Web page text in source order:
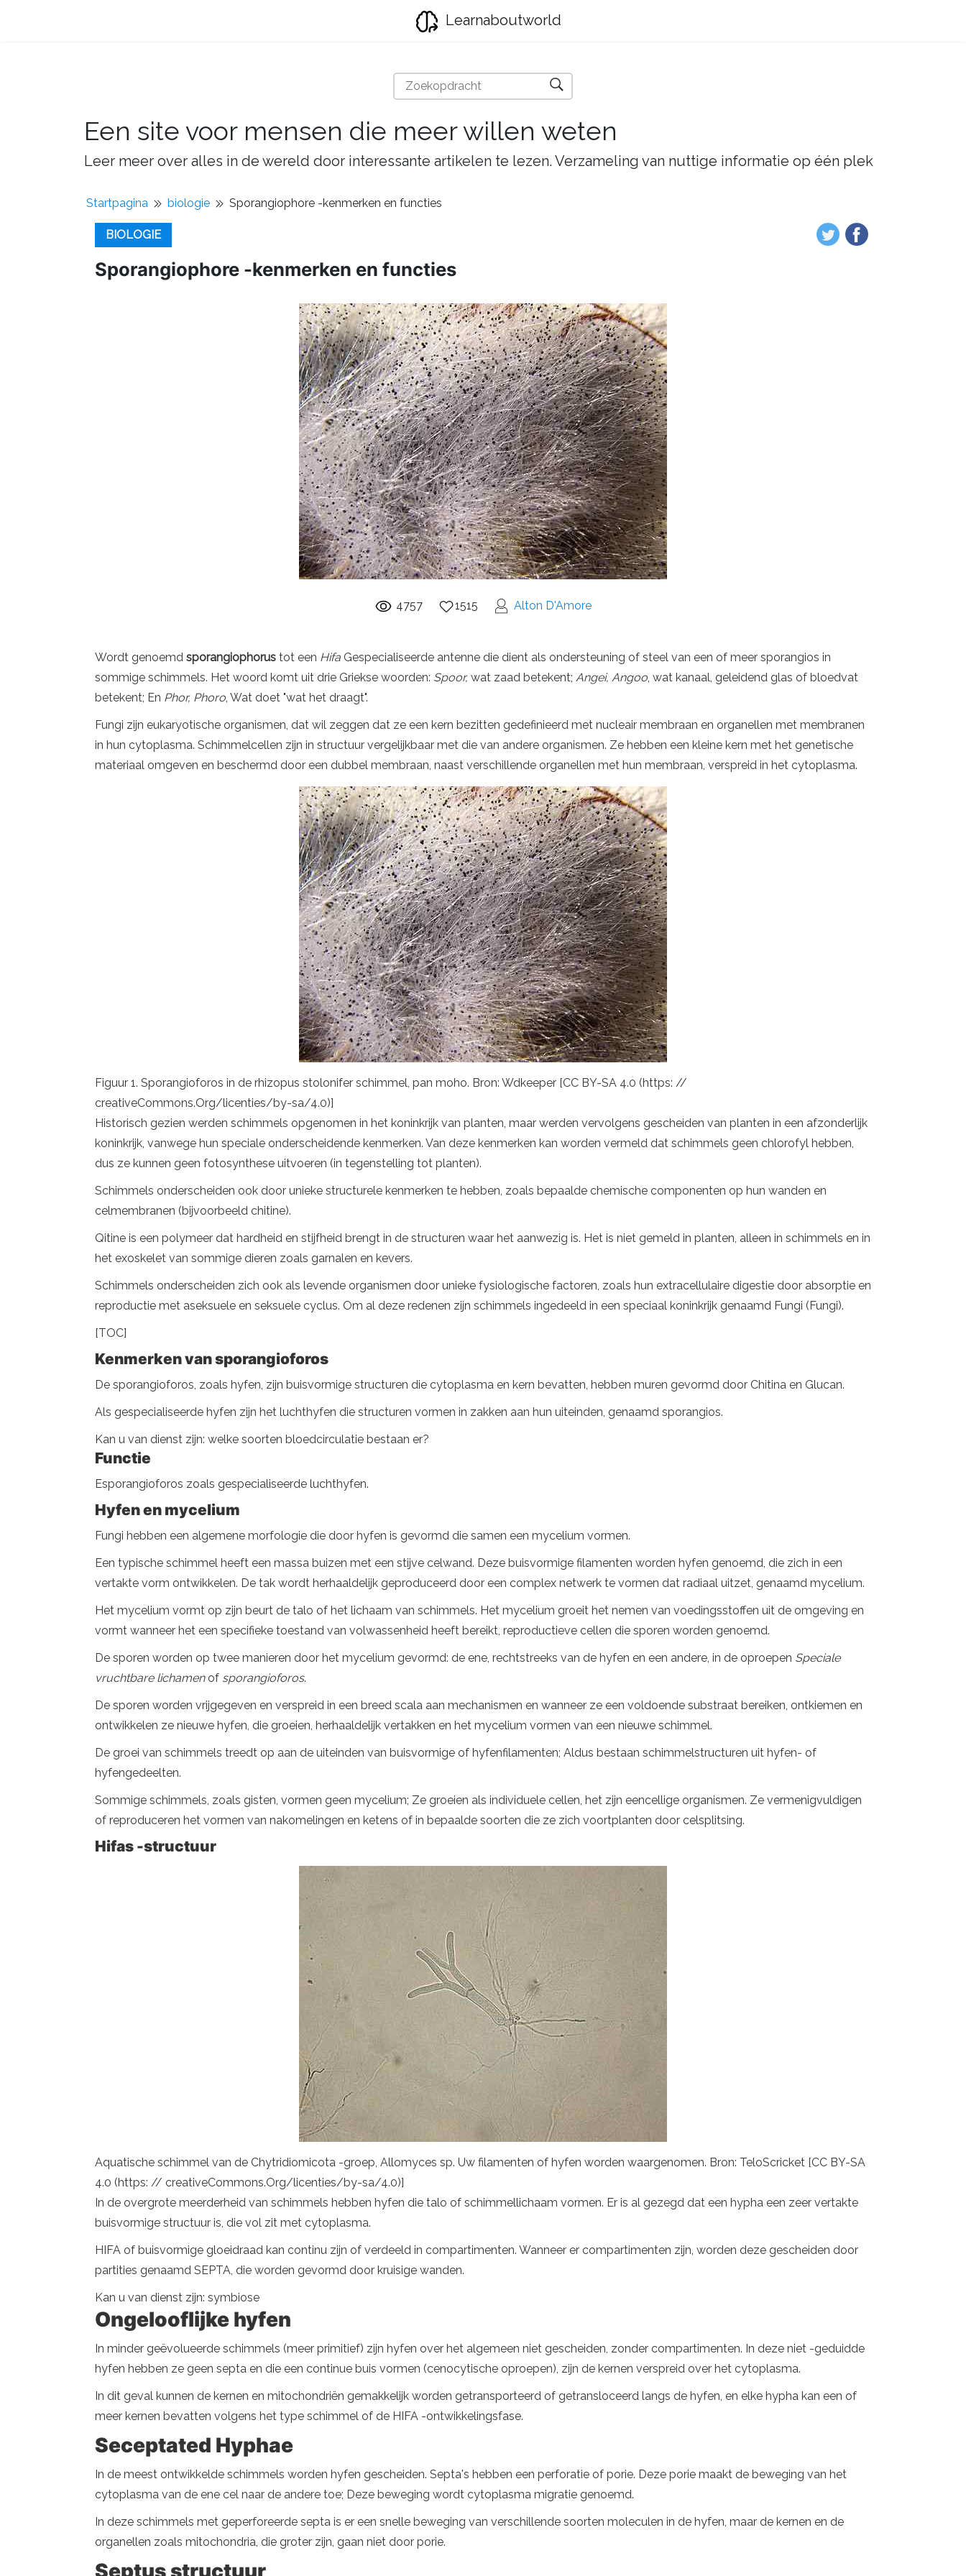
Learnaboutworld
Een site voor mensen die meer willen weten
Leer meer over alles in de wereld door interessante artikelen te lezen. Verzameling van nuttige informatie op één plek
Startpagina biologie Sporangiophore -kenmerken en functies
BIOLOGIE
Sporangiophore -kenmerken en functies
4757 1515 Alton D'Amore
Wordt genoemd sporangiophorus tot een Hifa Gespecialiseerde antenne die dient als ondersteuning of steel van een of meer sporangios in
sommige schimmels. Het woord komt uit drie Griekse woorden: Spoor, wat zaad betekent; Angei, Angoo, wat kanaal, geleidend glas of bloedvat
betekent; En Phor, Phoro, Wat doet "wat het draagt".
Fungi zijn eukaryotische organismen, dat wil zeggen dat ze een kern bezitten gedefinieerd met nucleair membraan en organellen met membranen
in hun cytoplasma. Schimmelcellen zijn in structuur vergelijkbaar met die van andere organismen. Ze hebben een kleine kern met het genetische
materiaal omgeven en beschermd door een dubbel membraan, naast verschillende organellen met hun membraan, verspreid in het cytoplasma.
Figuur 1. Sporangioforos in de rhizopus stolonifer schimmel, pan moho. Bron: Wdkeeper [CC BY-SA 4.0 (https: //
creativeCommons.Org/licenties/by-sa/4.0)]
Historisch gezien werden schimmels opgenomen in het koninkrijk van planten, maar werden vervolgens gescheiden van planten in een afzonderlijk
koninkrijk, vanwege hun speciale onderscheidende kenmerken. Van deze kenmerken kan worden vermeld dat schimmels geen chlorofyl hebben,
dus ze kunnen geen fotosynthese uitvoeren (in tegenstelling tot planten).
Schimmels onderscheiden ook door unieke structurele kenmerken te hebben, zoals bepaalde chemische componenten op hun wanden en
celmembranen (bijvoorbeeld chitine).
Qitine is een polymeer dat hardheid en stijfheid brengt in de structuren waar het aanwezig is. Het is niet gemeld in planten, alleen in schimmels en in
het exoskelet van sommige dieren zoals garnalen en kevers.
Schimmels onderscheiden zich ook als levende organismen door unieke fysiologische factoren, zoals hun extracellulaire digestie door absorptie en
reproductie met aseksuele en seksuele cyclus. Om al deze redenen zijn schimmels ingedeeld in een speciaal koninkrijk genaamd Fungi (Fungi).
[TOC]
Kenmerken van sporangioforos
De sporangioforos, zoals hyfen, zijn buisvormige structuren die cytoplasma en kern bevatten, hebben muren gevormd door Chitina en Glucan.
Als gespecialiseerde hyfen zijn het luchthyfen die structuren vormen in zakken aan hun uiteinden, genaamd sporangios.
Kan u van dienst zijn: welke soorten bloedcirculatie bestaan ​​er?
Functie
Esporangioforos zoals gespecialiseerde luchthyfen.
Hyfen en mycelium
Fungi hebben een algemene morfologie die door hyfen is gevormd die samen een mycelium vormen.
Een typische schimmel heeft een massa buizen met een stijve celwand. Deze buisvormige filamenten worden hyfen genoemd, die zich in een
vertakte vorm ontwikkelen. De tak wordt herhaaldelijk geproduceerd door een complex netwerk te vormen dat radiaal uitzet, genaamd mycelium.
Het mycelium vormt op zijn beurt de talo of het lichaam van schimmels. Het mycelium groeit het nemen van voedingsstoffen uit de omgeving en
vormt wanneer het een specifieke toestand van volwassenheid heeft bereikt, reproductieve cellen die sporen worden genoemd.
De sporen worden op twee manieren door het mycelium gevormd: de ene, rechtstreeks van de hyfen en een andere, in de oproepen Speciale
vruchtbare lichamenof sporangioforos.
De sporen worden vrijgegeven en verspreid in een breed scala aan mechanismen en wanneer ze een voldoende substraat bereiken, ontkiemen en
ontwikkelen ze nieuwe hyfen, die groeien, herhaaldelijk vertakken en het mycelium vormen van een nieuwe schimmel.
De groei van schimmels treedt op aan de uiteinden van buisvormige of hyfenfilamenten; Aldus bestaan ​​schimmelstructuren uit hyfen- of
hyfengedeelten.
Sommige schimmels, zoals gisten, vormen geen mycelium; Ze groeien als individuele cellen, het zijn eencellige organismen. Ze vermenigvuldigen
of reproduceren het vormen van nakomelingen en ketens of in bepaalde soorten die ze zich voortplanten door celsplitsing.
Hifas -structuur
Aquatische schimmel van de Chytridiomicota -groep, Allomyces sp. Uw filamenten of hyfen worden waargenomen. Bron: TeloScricket [CC BY-SA
4.0 (https: // creativeCommons.Org/licenties/by-sa/4.0)]
In de overgrote meerderheid van schimmels hebben hyfen die talo of schimmellichaam vormen. Er is al gezegd dat een hypha een zeer vertakte
buisvormige structuur is, die vol zit met cytoplasma.
HIFA of buisvormige gloeidraad kan continu zijn of verdeeld in compartimenten. Wanneer er compartimenten zijn, worden deze gescheiden door
partities genaamd SEPTA, die worden gevormd door kruisige wanden.
Kan u van dienst zijn: symbiose
Ongelooflijke hyfen
In minder geëvolueerde schimmels (meer primitief) zijn hyfen over het algemeen niet gescheiden, zonder compartimenten. In deze niet -geduidde
hyfen hebben ze geen septa en die een continue buis vormen (cenocytische oproepen), zijn de kernen verspreid over het cytoplasma.
In dit geval kunnen de kernen en mitochondriën gemakkelijk worden getransporteerd of getransloceerd langs de hyfen, en elke hypha kan een of
meer kernen bevatten volgens het type schimmel of de HIFA -ontwikkelingsfase.
Seceptated Hyphae
In de meest ontwikkelde schimmels worden hyfen gescheiden. Septa's hebben een perforatie of porie. Deze porie maakt de beweging van het
cytoplasma van de ene cel naar de andere toe; Deze beweging wordt cytoplasma migratie genoemd.
In deze schimmels met geperforeerde septa is er een snelle beweging van verschillende soorten moleculen in de hyfen, maar de kernen en de
organellen zoals mitochondria, die groter zijn, gaan niet door porie.
Septus structuur